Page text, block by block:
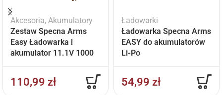
Akcesoria, Akumulatory
Zestaw Specna Arms
Easy Ładowarka i
akumulator 11.1V 1000
110,99 zł
Ładowarki
Ładowarka Specna Arms
EASY do akumulatorów
Li-Po
54,99 zł